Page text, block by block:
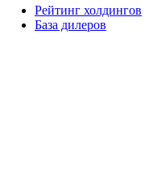
Рейтинг холдингов
База дилеров